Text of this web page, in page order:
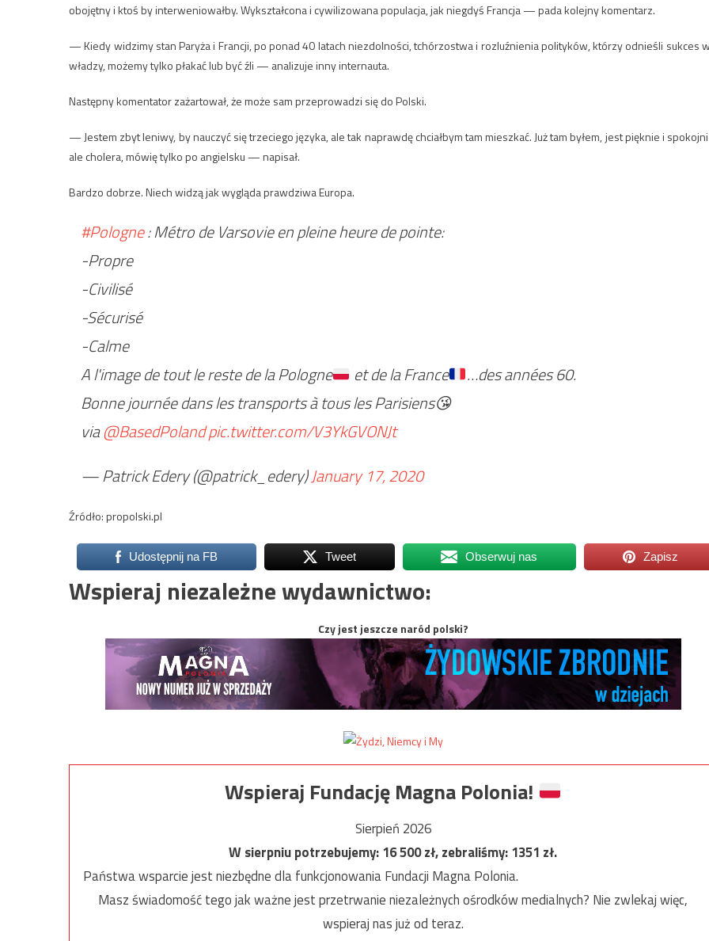
obojętny i ktoś by interweniowałby. Wykształcona i cywilizowana populacja, jak niegdyś Francja — pada kolejny komentarz.
— Kiedy widzimy stan Paryża i Francji, po ponad 40 latach niezdolności, tchórzostwa i rozluźnienia polityków, którzy odnieśli sukces
władzy, możemy tylko płakać lub być źli — analizuje inny internauta.
Następny komentator zażartował, że może sam przeprowadzi się do Polski.
— Jestem zbyt leniwy, by nauczyć się trzeciego języka, ale tak naprawdę chciałbym tam mieszkać. Już tam byłem, jest pięknie i
ale cholera, mówię tylko po angielsku — napisał.
Bardzo dobrze. Niech widzą jak wygląda prawdziwa Europa.
#Pologne: Métro de Varsovie en pleine heure de pointe:
-Propre
-Civilisé
-Sécurisé
-Calme
A l'image de tout le reste de la Pologne
et de la France
…des années 60.
Bonne journée dans les transports à tous les Parisiens😘
via@BasedPolandpic.twitter.com/V3YkGVONJt
— Patrick Edery (@patrick_edery)January 17, 2020
Źródło: propolski.pl
Udostępnij na FB Tweet Obserwuj nas Zapisz
Wspieraj niezależne wydawnictwo:
Czy jest jeszcze naród polski?
Wspieraj Fundację Magna Polonia!
Sierpień 2026
W sierpniu potrzebujemy:16 500zł, zebraliśmy:1351 zł.
Państwa wsparcie jest niezbędne dla funkcjonowania Fundacji Magna Polonia.
Masz świadomość tego jak ważne jest przetrwanie niezależnych ośrodków medialnych? Nie zwlekaj więc,
wspieraj nas już od teraz.